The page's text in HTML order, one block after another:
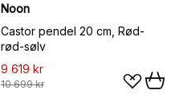
Noon
Castor pendel 20 cm, Rød-
rød-sølv
9 619 kr
10 699 kr